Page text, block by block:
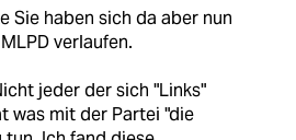
Sie haben sich da aber nun
verlaufen.
jeder der sich "Links"
was mit der Partei "die